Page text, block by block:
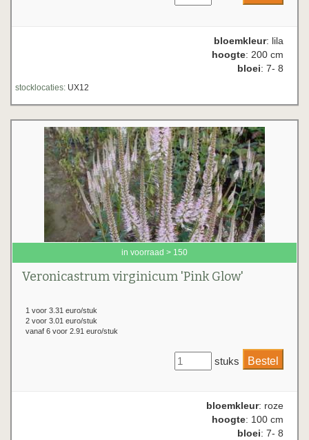
bloemkleur: lila
hoogte: 200 cm
bloei: 7- 8
stocklocaties: UX12
in voorraad > 150
Veronicastrum virginicum 'Pink Glow'
1 voor 3.31 euro/stuk
2 voor 3.01 euro/stuk
vanaf 6 voor 2.91 euro/stuk
stuks
bloemkleur: roze
hoogte: 100 cm
bloei: 7- 8